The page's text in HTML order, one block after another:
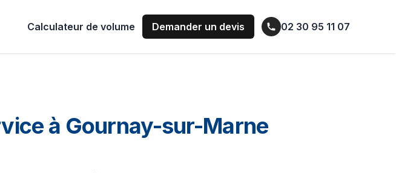
Calculateur de volume Demander un devis 02 30 95 11 07
à Gournay-sur-Marne